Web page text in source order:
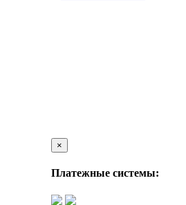
×
Платежные системы: